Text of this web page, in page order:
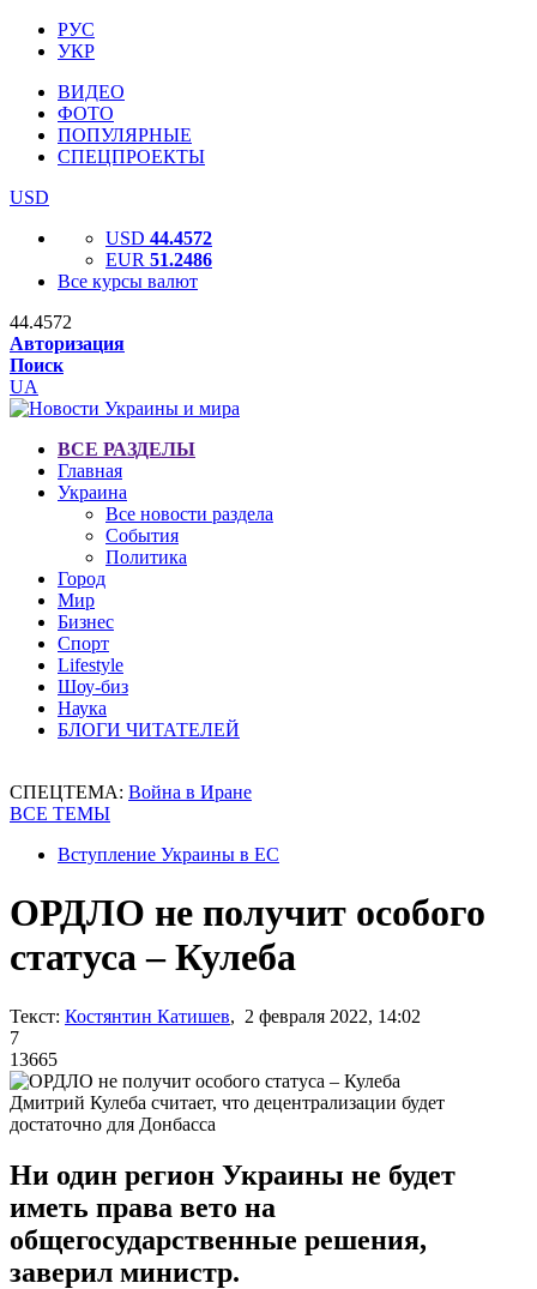
РУС
УКР
ВИДЕО
ФОТО
ПОПУЛЯРНЫЕ
СПЕЦПРОЕКТЫ
USD
USD 44.4572
EUR 51.2486
Все курсы валют
44.4572
Авторизация
Поиск
UA
ВСЕ РАЗДЕЛЫ
Главная
Украина
Все новости раздела
События
Политика
Город
Мир
Бизнес
Спорт
Lifestyle
Шоу-биз
Наука
БЛОГИ ЧИТАТЕЛЕЙ
СПЕЦТЕМА: Война в Иране
ВСЕ ТЕМЫ
Вступление Украины в ЕС
ОРДЛО не получит особого
статуса – Кулеба
Текст: Костянтин Катишев, 2 февраля 2022, 14:02
7
13665
Дмитрий Кулеба считает, что децентрализации будет
достаточно для Донбасса
Ни один регион Украины не будет
иметь права вето на
общегосударственные решения,
заверил министр.